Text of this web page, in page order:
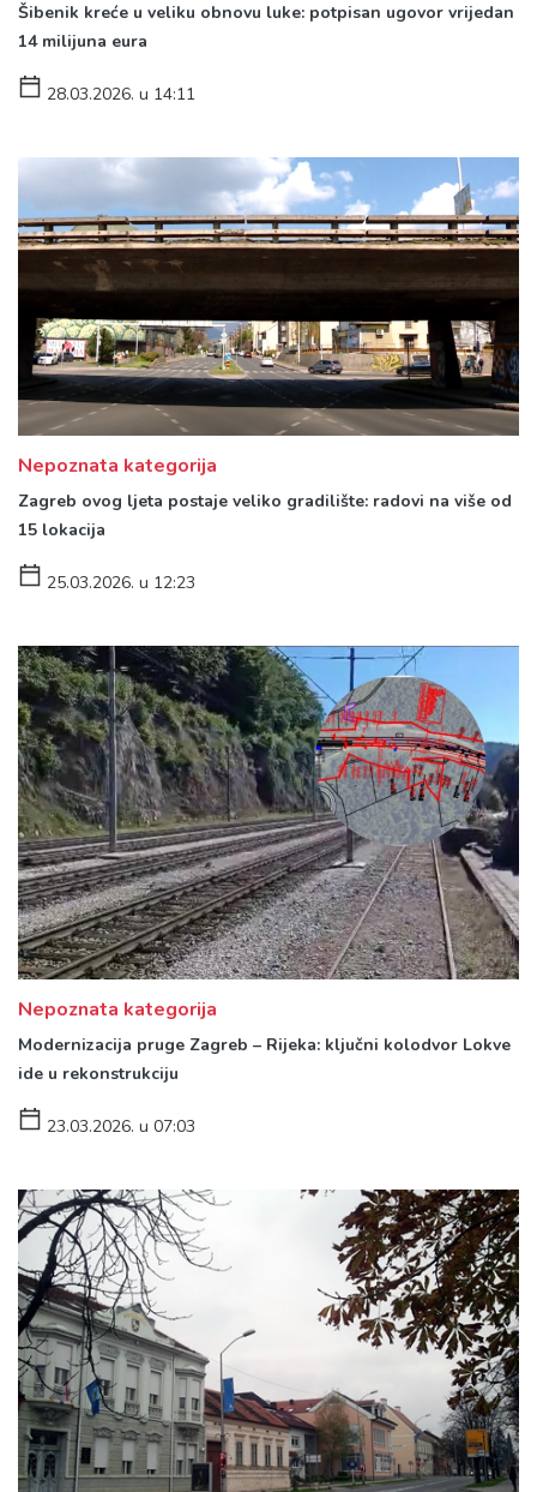
Šibenik kreće u veliku obnovu luke: potpisan ugovor vrijedan
14 milijuna eura
28.03.2026. u 14:11
Nepoznata kategorija
Zagreb ovog ljeta postaje veliko gradilište: radovi na više od
15 lokacija
25.03.2026. u 12:23
Nepoznata kategorija
Modernizacija pruge Zagreb – Rijeka: ključni kolodvor Lokve
ide u rekonstrukciju
23.03.2026. u 07:03